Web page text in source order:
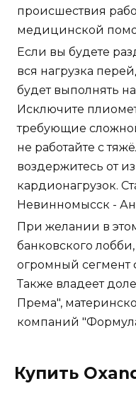
происшествия
медицинской
Если вы будете
вся нагрузка
будет выполнять
Исключите
требующие
не работайте с
воздержитесь от
кардионагрузок.
Невинномысск -
При желании в
банковского
огромный сегмент
Также владеет
Према",
компаний
Купить